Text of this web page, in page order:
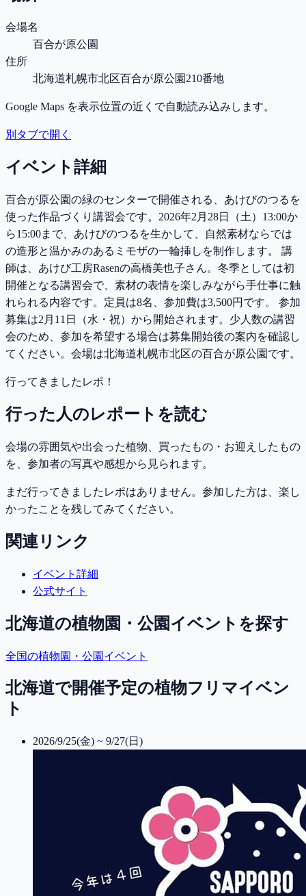
会場名
百合が原公園
住所
北海道札幌市北区百合が原公園210番地
Google Maps を表示位置の近くで自動読み込みします。
別タブで開く
イベント詳細
百合が原公園の緑のセンターで開催される、あけびのつるを
使った作品づくり講習会です。2026年2月28日（土）13:00か
ら15:00まで、あけびのつるを生かして、自然素材ならでは
の造形と温かみのあるミモザの一輪挿しを制作します。 講
師は、あけび工房Rasenの高橋美也子さん。冬季としては初
開催となる講習会で、素材の表情を楽しみながら手仕事に触
れられる内容です。定員は8名、参加費は3,500円です。 参加
募集は2月11日（水・祝）から開始されます。少人数の講習
会のため、参加を希望する場合は募集開始後の案内を確認し
てください。会場は北海道札幌市北区の百合が原公園です。
行ってきましたレポ！
行った人のレポートを読む
会場の雰囲気や出会った植物、買ったもの・お迎えしたもの
を、参加者の写真や感想から見られます。
まだ行ってきましたレポはありません。参加した方は、楽し
かったことを残してみてください。
関連リンク
イベント詳細
公式サイト
北海道の植物園・公園イベントを探す
全国の植物園・公園イベント
北海道で開催予定の植物フリマイベン
ト
2026/9/25(金) ~ 9/27(日)